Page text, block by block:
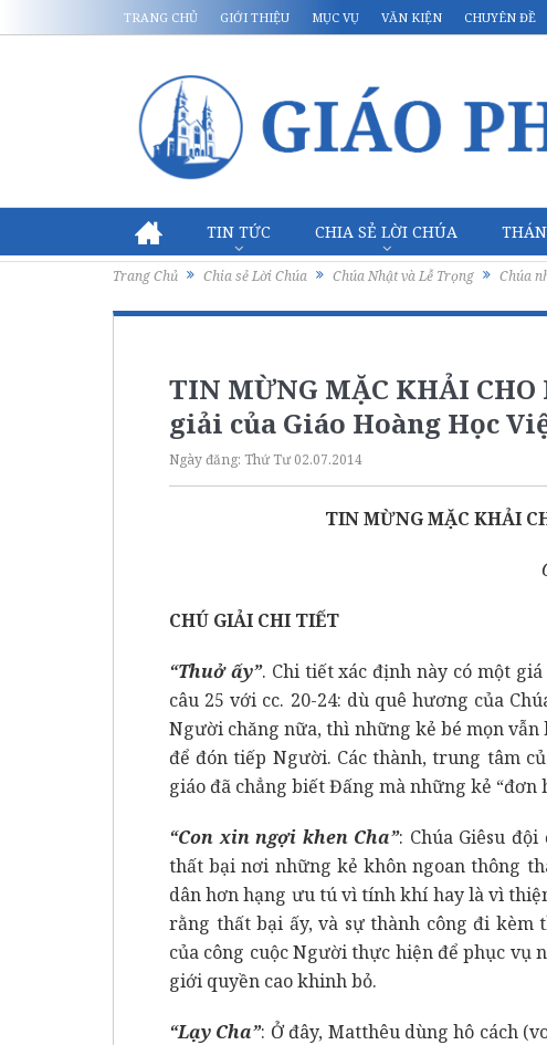
TRANG CHỦ GIỚI THIỆU MỤC VỤ VĂN KIỆN CHUYÊN ĐỀ
TIN TỨC CHIA SẺ LỜI CHÚA
Trang Chủ Chia sẻ Lời Chúa Chúa Nhật và Lễ Trọng Chúa
TIN MỪNG MẶC KHẢI CHO
giải của Giáo Hoàng Học
Ngày đăng: Thứ Tư 02.07.2014
TIN MỪNG MẶC KHẢI
CHÚ GIẢI CHI TIẾT
“Thuở ấy”. Chi tiết xác định này có một
câu 25 với cc. 20-24: dù quê hương của
Người chăng nữa, thì những kẻ bé mọn
để đón tiếp Người. Các thành, trung tâm
giáo đã chẳng biết Đấng mà những kẻ “đơn
“Con xin ngợi khen Cha”: Chúa Giêsu
thất bại nơi những kẻ khôn ngoan thông
dân hơn hạng ưu tú vì tính khí hay là vì
rằng thất bại ấy, và sự thành công đi
của công cuộc Người thực hiện để phục vụ
giới quyền cao khinh bỏ.
“Lạy Cha”: Ở đây, Matthêu dùng hô cách